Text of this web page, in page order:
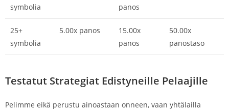
symbolia
panos
25+
symbolia
5.00x panos
15.00x
panos
50.00x
panostaso
Testatut Strategiat Edistyneille Pelaajille
Pelimme eikä perustu ainoastaan onneen, vaan yhtälailla